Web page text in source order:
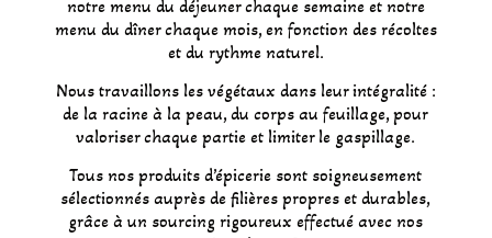
notre menu du déjeuner chaque semaine et notre
menu du dîner chaque mois, en fonction des récoltes
et du rythme naturel.
Nous travaillons les végétaux dans leur intégralité :
de la racine à la peau, du corps au feuillage, pour
valoriser chaque partie et limiter le gaspillage.
Tous nos produits d’épicerie sont soigneusement
sélectionnés auprès de filières propres et durables,
grâce à un sourcing rigoureux effectué avec nos